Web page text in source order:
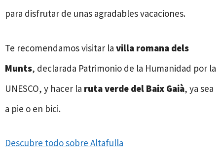
para disfrutar de unas agradables vacaciones.
Te recomendamos visitar la villa romana dels
Munts, declarada Patrimonio de la Humanidad por la
UNESCO, y hacer la ruta verde del Baix Gaià, ya sea
a pie o en bici.
Descubre todo sobre Altafulla